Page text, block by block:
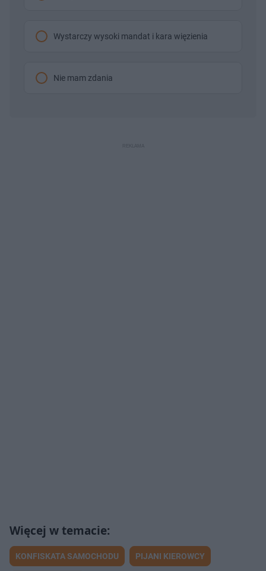
Wystarczy wysoki mandat i kara więzienia
Nie mam zdania
KONFISKATA SAMOCHODU PIJANI KIEROWCY